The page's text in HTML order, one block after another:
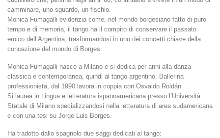
camminare, uno sguardo, un fischio.
Monica Fumagalli evidenzia come, nel mondo borgesiano fatto di puro
tempo e di memoria, il tango ha il compito di conservare il passato
eroico dell’Argentina, trasformandosi in uno dei concetti chiave della
concezione del mondo di Borges.
Monica Fumagalli nasce a Milano e si dedica per anni alla danza
classica e contemporanea, quindi al tango argentino. Ballerina
professionista, dal 1990 lavora in coppia con Osvaldo Roldán.
Si laurea in Lingua e letteratura ispanoamericana presso l’Università
Statale di Milano specializzandosi nella letteratura di area sudamericana
e con una tesi su Jorge Luis Borges.
Ha tradotto dallo spagnolo due saggi dedicati al tango: